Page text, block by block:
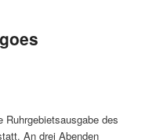
des
An drei Abenden